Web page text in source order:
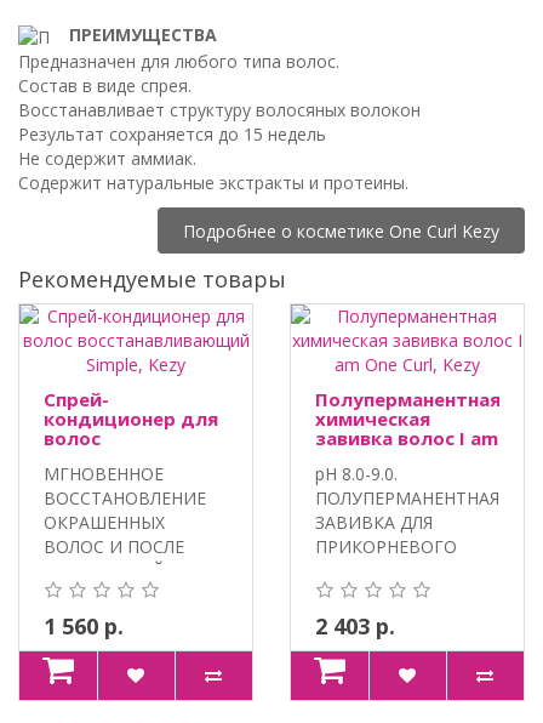
ПРЕИМУЩЕСТВА
Предназначен для любого типа волос.
Состав в виде спрея.
Восстанавливает структуру волосяных волокон
Результат сохраняется до 15 недель
Не содержит аммиак.
Содержит натуральные экстракты и протеины.
Подробнее о косметике One Curl Kezy
Рекомендуемые товары
Спрей-
кондиционер для
волос
Simple, Kezy
МГНОВЕННОЕ
ВОССТАНОВЛЕНИЕ
ОКРАШЕННЫХ
ВОЛОС И ПОСЛЕ
ХИМИЧЕСКОЙ
ЗАВИВКИ. БИОТИН, ..
1 560 р.
Полуперманентная
химическая
завивка волос I am
pH 8.0-9.0.
ПОЛУПЕРМАНЕНТНАЯ
ЗАВИВКА ДЛЯ
ПРИКОРНЕВОГО
ЕСТЕСТВЕННЫХ
ЛОКО..
2 403 р.